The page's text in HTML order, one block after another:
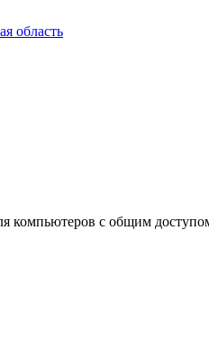
область
компьютеров с общим